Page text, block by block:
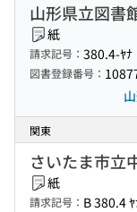
山形県立図書
紙
請求記号： 380.4-ﾔﾅ
図書登録番号：
関東
さいたま市立
紙
請求記号： B 380.4